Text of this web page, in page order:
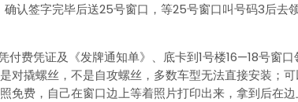
认签字完毕后送25号窗口，等25号窗口叫号码3后
费凭证及《发牌通知单》、底卡到1号楼16—18号窗
撬螺丝，不是自攻螺丝，多数车型无法直接安装；
费，自己在窗口边上等着照片打印出来，拿到后在